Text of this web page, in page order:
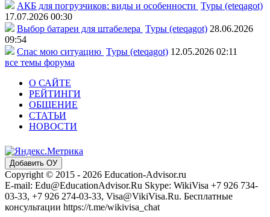
АКБ для погрузчиков: виды и особенности Туры (eteqagot)
17.07.2026 00:30
Выбор батареи для штабелера Туры (eteqagot) 28.06.2026
09:54
Спас мою ситуацию Туры (eteqagot) 12.05.2026 02:11
все темы форума
О САЙТЕ
РЕЙТИНГИ
ОБЩЕНИЕ
СТАТЬИ
НОВОСТИ
Добавить ОУ
Copyright © 2015 - 2026 Education-Advisor.ru
E-mail: Edu@EducationAdvisor.Ru Skype: WikiVisa +7 926 734-
03-33, +7 926 274-03-33, Visa@VikiVisa.Ru. Бесплатные
консультации https://t.me/wikivisa_chat